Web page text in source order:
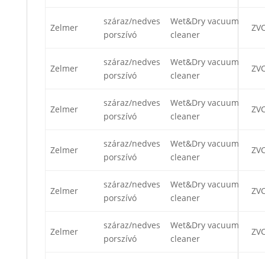
Zelmer
száraz/nedves
porszívó
Wet&Dry vacuum
cleaner
Zelmer
száraz/nedves
porszívó
Wet&Dry vacuum
cleaner
Zelmer
száraz/nedves
porszívó
Wet&Dry vacuum
cleaner
Zelmer
száraz/nedves
porszívó
Wet&Dry vacuum
cleaner
Zelmer
száraz/nedves
porszívó
Wet&Dry vacuum
cleaner
Zelmer
száraz/nedves
porszívó
Wet&Dry vacuum
cleaner